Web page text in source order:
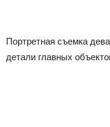
Портретная съемка
детали главных